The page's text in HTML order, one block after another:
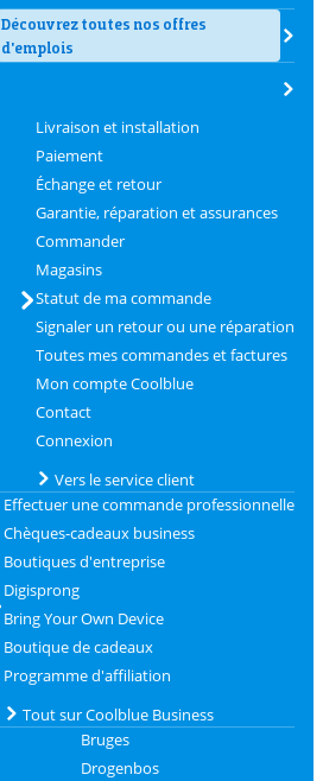
Découvrez toutes nos offres
d'emplois
Livraison et installation
Paiement
Échange et retour
Garantie, réparation et assurances
Commander
Magasins
Statut de ma commande
Signaler un retour ou une réparation
Toutes mes commandes et factures
Mon compte Coolblue
Contact
Connexion
Vers le service client
Effectuer une commande professionnelle
Chèques-cadeaux business
Boutiques d'entreprise
Digisprong
Bring Your Own Device
Boutique de cadeaux
Programme d'affiliation
Tout sur Coolblue Business
Bruges
Drogenbos